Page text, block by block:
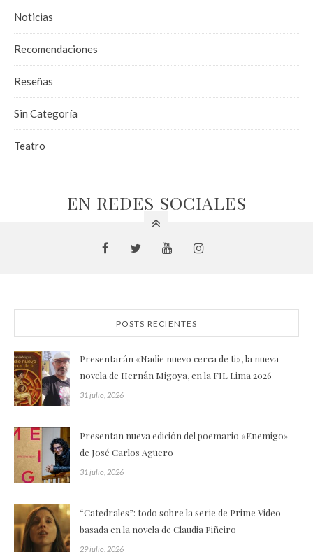
Noticias
Recomendaciones
Reseñas
Sin Categoría
Teatro
EN REDES SOCIALES
POSTS RECIENTES
Presentarán «Nadie nuevo cerca de ti», la nueva
novela de Hernán Migoya, en la FIL Lima 2026
31 julio, 2026
Presentan nueva edición del poemario «Enemigo»
de José Carlos Agüero
31 julio, 2026
“Catedrales”: todo sobre la serie de Prime Video
basada en la novela de Claudia Piñeiro
29 julio, 2026